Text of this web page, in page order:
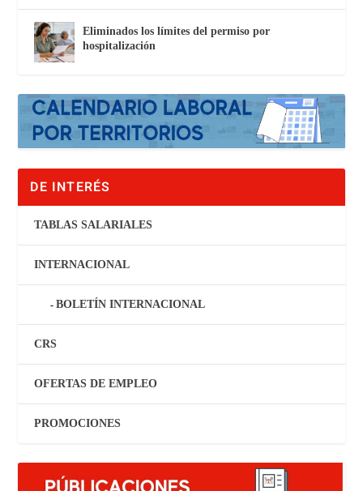
Eliminados los límites del permiso por
hospitalización
DE INTERÉS
TABLAS SALARIALES
INTERNACIONAL
BOLETÍN INTERNACIONAL
CRS
OFERTAS DE EMPLEO
PROMOCIONES